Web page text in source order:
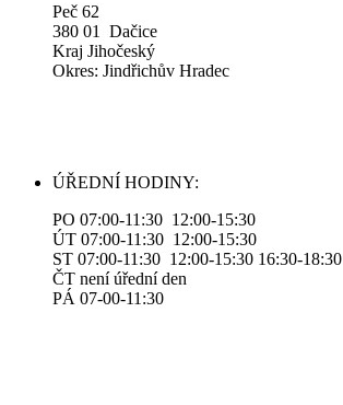
Peč 62
380 01 Dačice
Kraj Jihočeský
Okres: Jindřichův Hradec
ÚŘEDNÍ HODINY:
PO 07:00-11:30 12:00-15:30
ÚT 07:00-11:30 12:00-15:30
ST 07:00-11:30 12:00-15:30 16:30-18:30
ČT není úřední den
PÁ 07-00-11:30